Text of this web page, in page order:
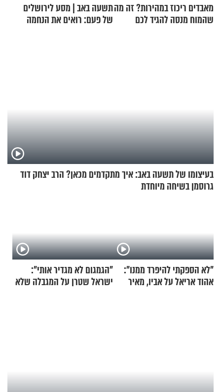
מאבדים ריכוז במהירות? זה מה
שהמוח מנסה להגיד לכם
תשעה באב | מסע לירושלים
של פעם: רואים את הנחמה
בעיצומו של תשעה באב: איך מתקדמים מכאן? הרב יצחק דוד
גרוסמן בשיחה מיוחדת
"לא הספקתי להיפרד ממנו":
אהוד אריאל על אביו, מאיר
"הגמגום לא מגדיר אותי":
ישראל שטרן על המגבלה שלא